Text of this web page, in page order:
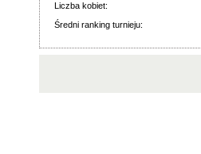
Liczba kobiet:
Średni ranking turnieju: